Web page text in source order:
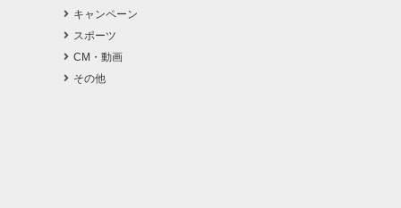
キャンペーン
スポーツ
CM・動画
その他